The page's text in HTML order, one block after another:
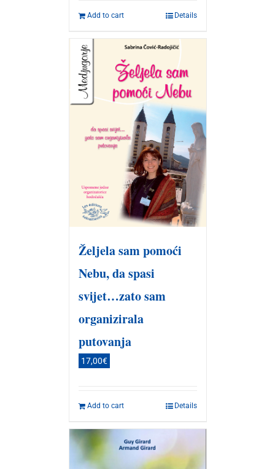
Add to cart Details
Željela sam pomoći
Nebu, da spasi
svijet…zato sam
organizirala
putovanja
17,00€
Add to cart Details